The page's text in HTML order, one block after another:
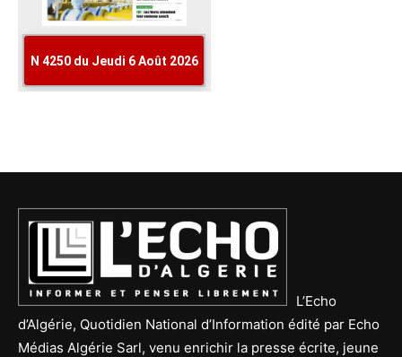
L’Echo
d’Algérie, Quotidien National d’Information édité par Echo
Médias Algérie Sarl, venu enrichir la presse écrite, jeune